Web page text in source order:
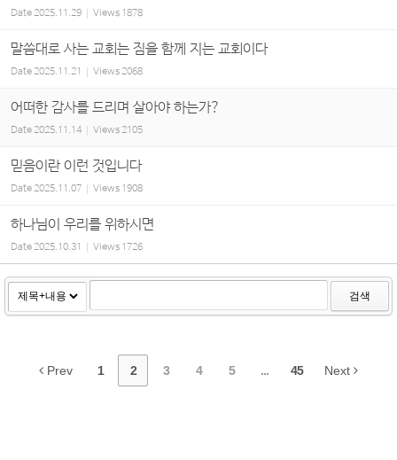
Date2025.11.29 Views 1878
말씀대로 사는 교회는 짐을 함께 지는 교회이다
Date2025.11.21 Views2068
어떠한 감사를 드리며 살아야 하는가?
Date 2025.11.14 Views 2105
믿음이란 이런 것입니다
Date2025.11.07 Views 1908
하나님이 우리를 위하시면
Date2025.10.31 Views 1726
검색
Prev 1 2 3 4 5 ... 45 Next